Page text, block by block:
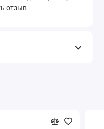
отзыв